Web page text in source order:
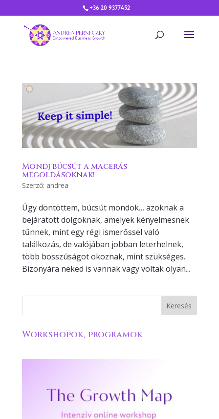
+36 20 9377452
Mondj búcsút a macerás
megoldásoknak!
Szerző: andrea
Úgy döntöttem, búcsút mondok… azoknak a
bejáratott dolgoknak, amelyek kényelmesnek
tűnnek, mint egy régi ismerőssel való
találkozás, de valójában jobban leterhelnek,
több bosszúságot okoznak, mint szükséges.
Bizonyára neked is vannak vagy voltak olyan...
Workshopok, programok